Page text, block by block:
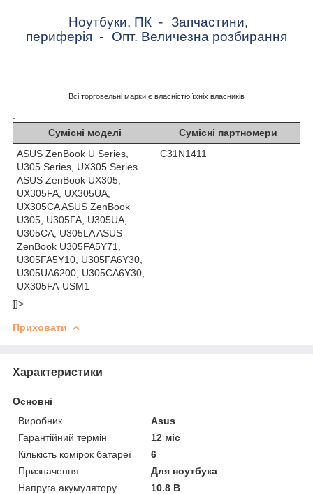
Ноутбуки, ПК - Запчастини,
периферія - Опт. Величезна розбирання
Всі торговельні марки є власністю їхніх власників
Сумісні моделі
Сумісні партномери
ASUS ZenBook U Series,
U305 Series, UX305 Series
ASUS ZenBook UX305,
UX305FA, UX305UA,
UX305CA ASUS ZenBook
U305, U305FA, U305UA,
U305CA, U305LA ASUS
ZenBook U305FA5Y71,
U305FA5Y10, U305FA6Y30,
U305UA6200, U305CA6Y30,
UX305FA-USM1
C31N1411
]]>
Приховати
Характеристики
Основні
Виробник
Asus
Гарантійний термін
12 міс
Кількість комірок батареї
6
Призначення
Для ноутбука
Напруга акумулятору
10.8 В